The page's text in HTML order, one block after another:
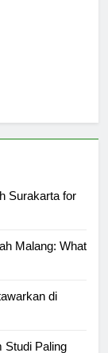
for
Malang: What
di